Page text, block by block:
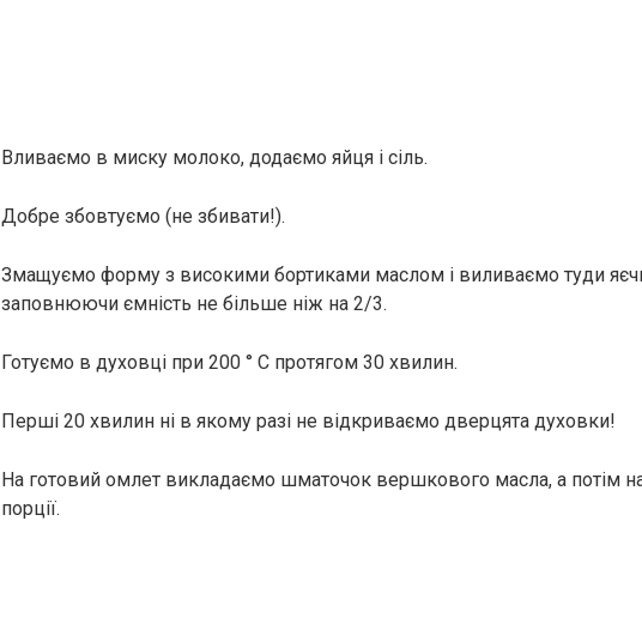
Вливаємо в миску молоко, додаємо яйця і сіль.
Добре збовтуємо (не збивати!).
Змащуємо форму з високими бортиками маслом і виливаємо туди
заповнюючи ємність не більше ніж на 2/3.
Готуємо в духовці при 200 ° С протягом 30 хвилин.
Перші 20 хвилин ні в якому разі не відкриваємо дверцята духовки!
На готовий омлет викладаємо шматочок вершкового масла, а потім
порції.